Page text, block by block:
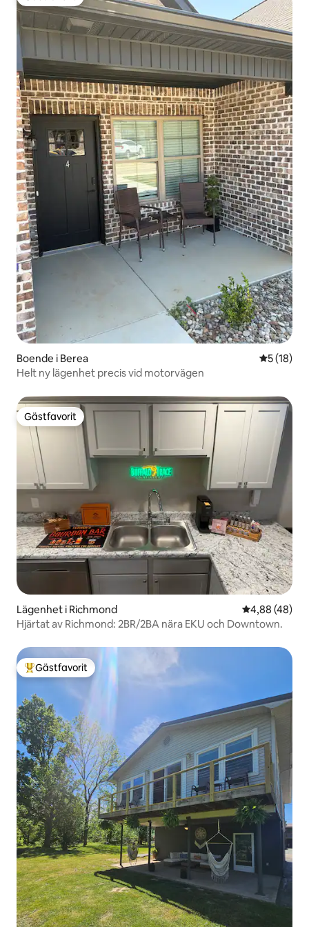
Boende i Berea 5 av 5 i
5 (18)
Helt ny lägenhet precis vid motorvägen
Gästfavorit
Gästfavorit
Lägenhet i Richmond 4,88 av 5 i
4,88 (48)
Hjärtat av Richmond: 2BR/2BA nära EKU och Downtown.
Populär gästfavorit
Gästfavorit